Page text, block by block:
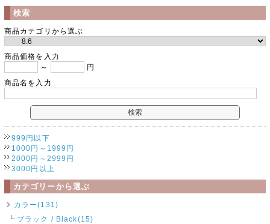
検索
商品カテゴリから選ぶ
商品価格を入力
～
円
商品名を入力
999円以下
1000円～1999円
2000円～2999円
3000円以上
カテゴリーから選ぶ
カラー(131)
ブラック / Black(15)